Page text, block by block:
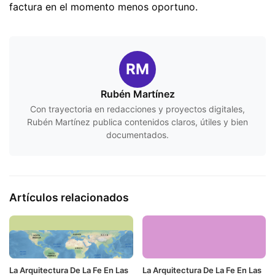
factura en el momento menos oportuno.
RM
Rubén Martínez
Con trayectoria en redacciones y proyectos digitales,
Rubén Martínez publica contenidos claros, útiles y bien
documentados.
Artículos relacionados
La Arquitectura De La Fe En Las La Arquitectura De La Fe En Las